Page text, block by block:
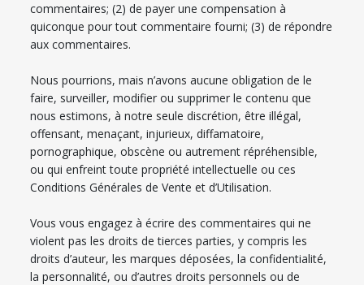
commentaires; (2) de payer une compensation à
quiconque pour tout commentaire fourni; (3) de répondre
aux commentaires.
Nous pourrions, mais n’avons aucune obligation de le
faire, surveiller, modifier ou supprimer le contenu que
nous estimons, à notre seule discrétion, être illégal,
offensant, menaçant, injurieux, diffamatoire,
pornographique, obscène ou autrement répréhensible,
ou qui enfreint toute propriété intellectuelle ou ces
Conditions Générales de Vente et d’Utilisation.
Vous vous engagez à écrire des commentaires qui ne
violent pas les droits de tierces parties, y compris les
droits d’auteur, les marques déposées, la confidentialité,
la personnalité, ou d’autres droits personnels ou de